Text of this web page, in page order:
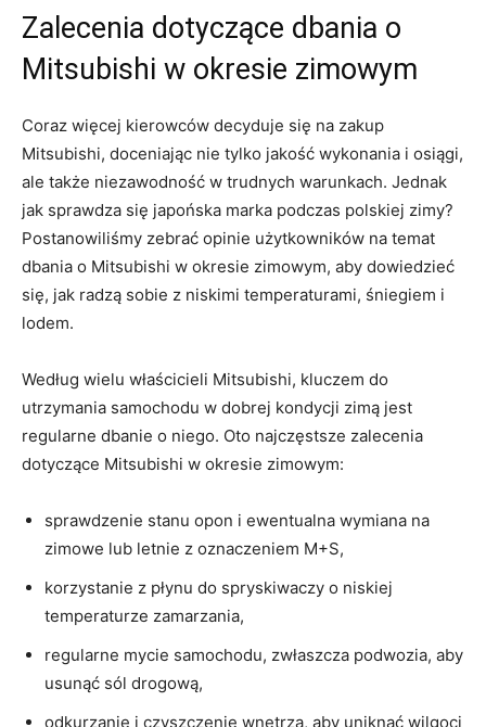
Zalecenia dotyczące dbania‌ o‌
Mitsubishi w okresie ⁢zimowym
Coraz więcej kierowców ⁢decyduje się na zakup
Mitsubishi, doceniając nie tylko jakość wykonania i osiągi,‍
ale także niezawodność​ w trudnych‍ warunkach. Jednak
jak sprawdza ⁢się japońska marka podczas polskiej zimy?
Postanowiliśmy zebrać ⁣opinie użytkowników na‌ temat
⁤dbania‍ o Mitsubishi w ‍okresie zimowym, aby dowiedzieć
się, jak⁢ radzą ⁣sobie z ⁣niskimi temperaturami, śniegiem i
lodem.
Według wielu ‌właścicieli‌ Mitsubishi, kluczem do
utrzymania samochodu w dobrej kondycji zimą jest
regularne dbanie o niego. Oto najczęstsze zalecenia
dotyczące Mitsubishi w okresie zimowym:
sprawdzenie stanu opon⁢ i ewentualna⁣ wymiana ‍na
zimowe⁣ lub letnie z oznaczeniem M+S,
korzystanie z‌ płynu do spryskiwaczy o niskiej
⁣temperaturze⁣ zamarzania,
regularne⁣ mycie samochodu,​ zwłaszcza podwozia, aby
usunąć sól drogową,
odkurzanie ⁢i czyszczenie wnętrza, aby⁣ uniknąć wilgoci